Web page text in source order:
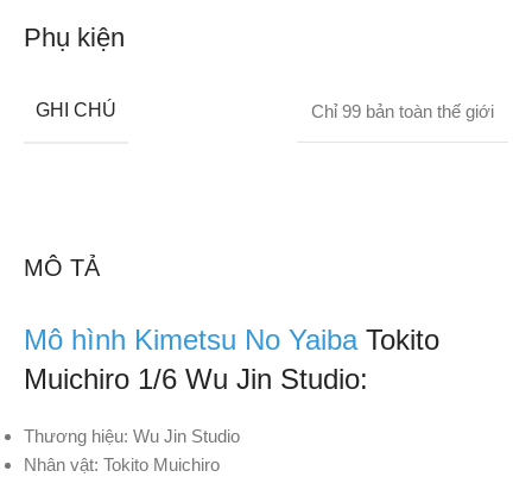
MÔ TẢ
Mô hình Kimetsu No YaibaTokito
Muichiro 1/6 Wu Jin Studio:
Thương hiệu: Wu Jin Studio
Nhân vật: Tokito Muichiro
Phụ kiện
GHI CHÚ Chỉ 99 bản toàn thế giới